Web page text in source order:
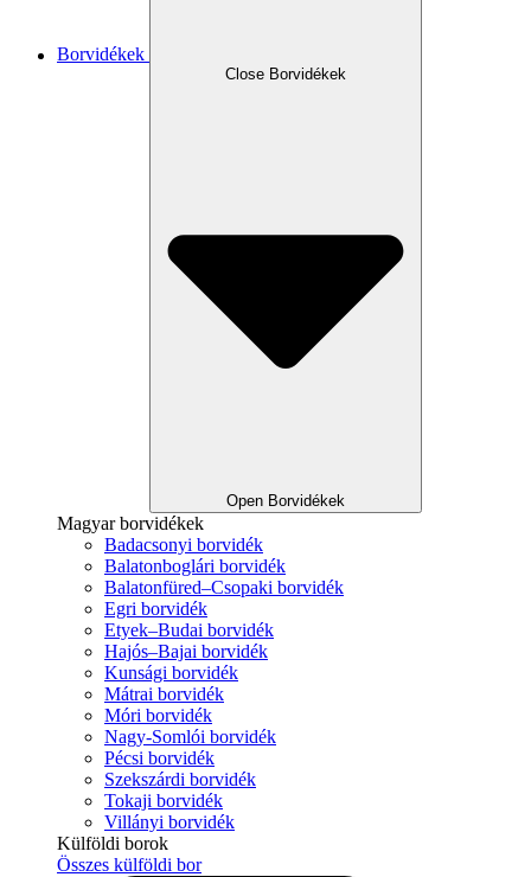
Borvidékek
Close Borvidékek
Open Borvidékek
Magyar borvidékek
Badacsonyi borvidék
Balatonboglári borvidék
Balatonfüred–Csopaki borvidék
Egri borvidék
Etyek–Budai borvidék
Hajós–Bajai borvidék
Kunsági borvidék
Mátrai borvidék
Móri borvidék
Nagy-Somlói borvidék
Pécsi borvidék
Szekszárdi borvidék
Tokaji borvidék
Villányi borvidék
Külföldi borok
Összes külföldi bor